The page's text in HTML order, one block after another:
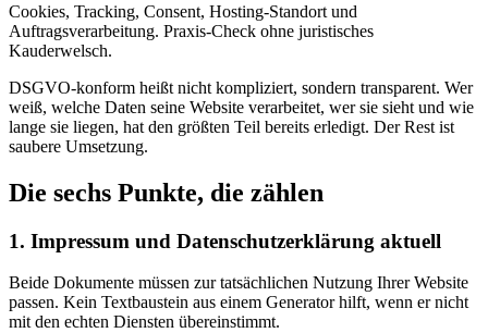
Cookies, Tracking, Consent, Hosting-Standort und
Auftragsverarbeitung. Praxis-Check ohne juristisches
Kauderwelsch.
DSGVO-konform heißt nicht kompliziert, sondern transparent. Wer
weiß, welche Daten seine Website verarbeitet, wer sie sieht und wie
lange sie liegen, hat den größten Teil bereits erledigt. Der Rest ist
saubere Umsetzung.
Die sechs Punkte, die zählen
1. Impressum und Datenschutzerklärung aktuell
Beide Dokumente müssen zur tatsächlichen Nutzung Ihrer Website
passen. Kein Textbaustein aus einem Generator hilft, wenn er nicht
mit den echten Diensten übereinstimmt.